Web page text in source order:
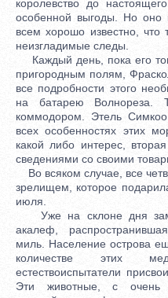
королевство до
особенной выгоды. Но
всем хорошо известно, что
неизгладимые следы.
Каждый день, пока его
пригородным полям,
все подробности этого
на батарею Волнореза.
коммодором. Этель
всех особенностях этих
какой либо интерес,
сведениями со своими
Во всяком случае, все
зрелищем, которое
июля.
Уже на склоне дня
акалеф,
миль. Население острова
количестве этих
естествоиспытатели
Эти животные, с очень